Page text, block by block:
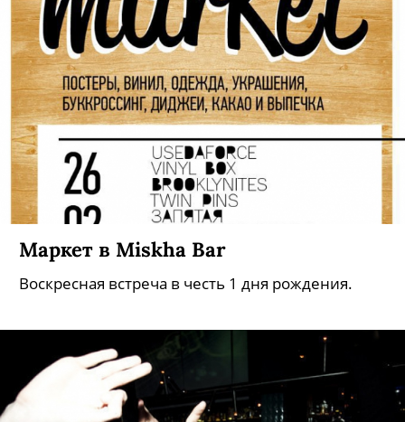
Маркет в Miskha Bar
Воскресная встреча в честь 1 дня рождения.